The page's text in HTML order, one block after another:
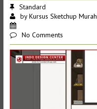
Standard
byKursus Sketchup Murah
No Comments